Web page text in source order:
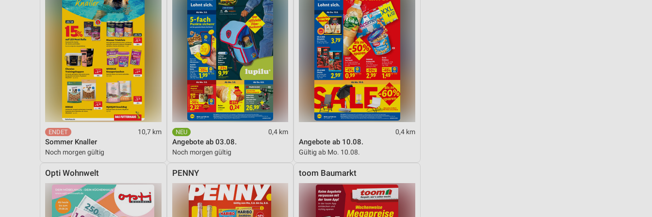
10,7 km
Sommer Knaller
Noch morgen gültig
0,4 km
Angebote ab 03.08.
Noch morgen gültig
0,4 km
Angebote ab 10.08.
Gültig ab Mo. 10.08.
Opti Wohnwelt PENNY toom Baumarkt